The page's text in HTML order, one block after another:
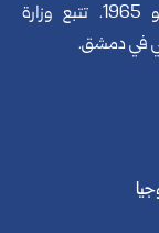
تأسست في 24 يونيو 1965. تتبع وزارة
في دمشق.